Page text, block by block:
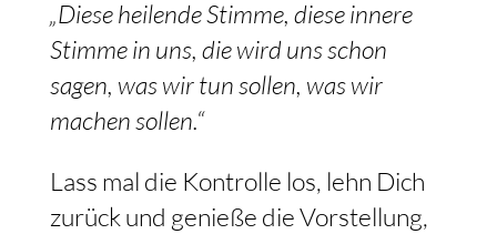
„Diese heilende Stimme, diese innere
Stimme in uns, die wird uns schon
sagen, was wir tun sollen, was wir
machen sollen.“
Lass mal die Kontrolle los, lehn Dich
zurück und genieße die Vorstellung,